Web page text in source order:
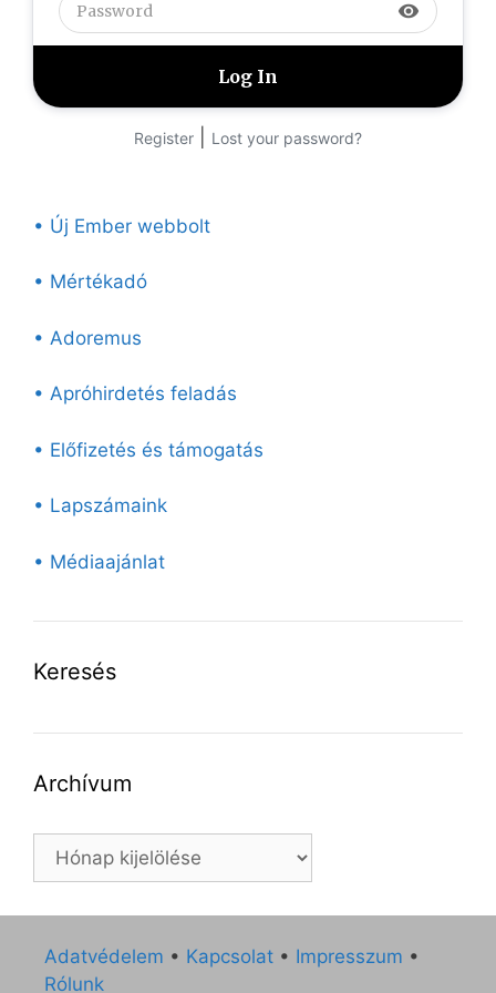
visibility
Register Lost your password?
• Új Ember webbolt
• Mértékadó
• Adoremus
• Apróhirdetés feladás
• Előfizetés és támogatás
• Lapszámaink
• Médiaajánlat
Keresés
Archívum
Archívum
Adatvédelem • Kapcsolat • Impresszum •
Rólunk